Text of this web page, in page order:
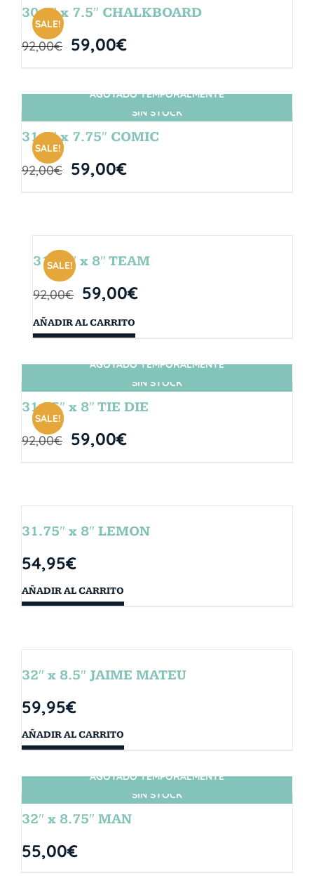
SALE!
30.5″ x 7.5″ CHALKBOARD
92,00€ 59,00€
SIN STOCK
SALE!
AGOTADO TEMPORALMENTE
31.5″ x 7.75″ COMIC
92,00€ 59,00€
SALE!
31.75″ x 8″ TEAM
92,00€ 59,00€
AÑADIR AL CARRITO
SIN STOCK
SALE!
AGOTADO TEMPORALMENTE
31.75″ x 8″ TIE DIE
92,00€ 59,00€
31.75″ x 8″ LEMON
54,95€
AÑADIR AL CARRITO
32″ x 8.5″ JAIME MATEU
59,95€
AÑADIR AL CARRITO
SIN STOCK
AGOTADO TEMPORALMENTE
32″ x 8.75″ MAN
55,00€